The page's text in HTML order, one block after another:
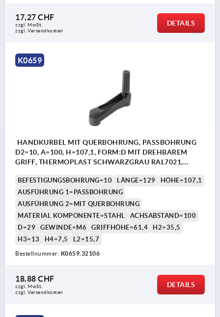
17,27 CHF
zzgl. MwSt.
zzgl. Versandkosten
DETAILS
K0659
HANDKURBEL MIT QUERBOHRUNG, PASSBOHRUNG
D2=10, A=100, H=107,1, FORM:D MIT DREHBAREM
GRIFF, THERMOPLAST SCHWARZGRAU RAL7021,
BEFESTIGUNGSBOHRUNG=10 LÄNGE=129
HÖHE=107,1
AUSFÜHRUNG 1=PASSBOHRUNG
AUSFÜHRUNG 2=MIT QUERBOHRUNG
MATERIAL KOMPONENTE=STAHL
ACHSABSTAND=100
D=29
GEWINDE=M6 GRIFFHÖHE=61,4
H2=35,5
H3=13
H4=7,5 L2=15,7
Bestellnummer: K0659.32106
18,88 CHF
zzgl. MwSt.
zzgl. Versandkosten
DETAILS